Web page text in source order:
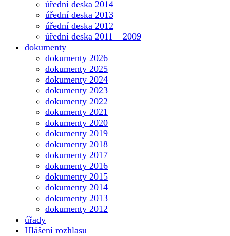
úřední deska 2014
úřední deska 2013
úřední deska 2012
úřední deska 2011 – 2009
dokumenty
dokumenty 2026
dokumenty 2025
dokumenty 2024
dokumenty 2023
dokumenty 2022
dokumenty 2021
dokumenty 2020
dokumenty 2019
dokumenty 2018
dokumenty 2017
dokumenty 2016
dokumenty 2015
dokumenty 2014
dokumenty 2013
dokumenty 2012
úřady
Hlášení rozhlasu